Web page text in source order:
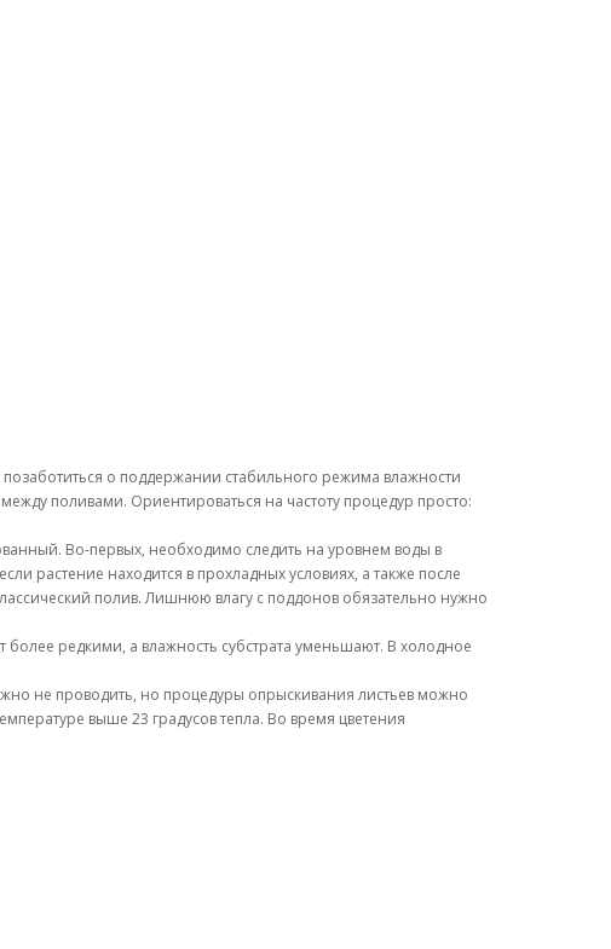
о поддержании стабильного режима влажности
поливами. Ориентироваться на частоту процедур просто:
Во-первых, необходимо следить на уровнем воды в
растение находится в прохладных условиях, а также после
полив. Лишнюю влагу с поддонов обязательно нужно
редкими, а влажность субстрата уменьшают. В холодное
не проводить, но процедуры опрыскивания листьев можно
выше 23 градусов тепла. Во время цветения